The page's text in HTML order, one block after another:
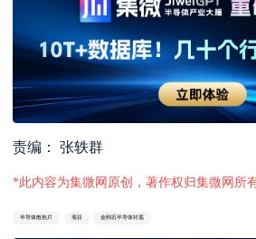
责编： 张轶群
*此内容为集微网原创，著作权归集微网所
半导体散热片 项目 金刚石半导体衬底